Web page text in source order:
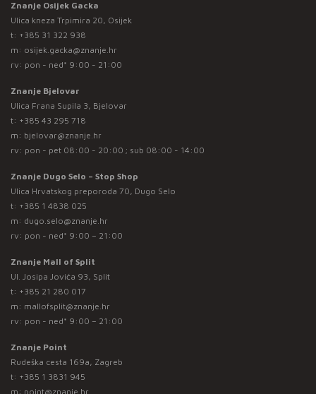
Znanje Osijek Gacka
Ulica kneza Trpimira 20, Osijek
t: +385 31 322 938
m: osijek.gacka@znanje.hr
rv: pon - ned* 9:00 - 21:00
Znanje Bjelovar
Ulica Frana Supila 3, Bjelovar
t: +385 43 295 718
m: bjelovar@znanje.hr
rv: pon - pet 08:00 - 20:00 ; sub 08:00 - 14:00
Znanje Dugo Selo – Stop Shop
Ulica Hrvatskog preporoda 70, Dugo Selo
t: +385 1 4838 025
m: dugo.selo@znanje.hr
rv: pon - ned* 9:00 – 21:00
Znanje Mall of Split
Ul. Josipa Jovića 93, Split
t: +385 21 280 017
m: mallofsplit@znanje.hr
rv: pon - ned* 9:00 – 21:00
Znanje Point
Rudeška cesta 169a, Zagreb
t: +385 1 3831 945
m: point@znanje.hr